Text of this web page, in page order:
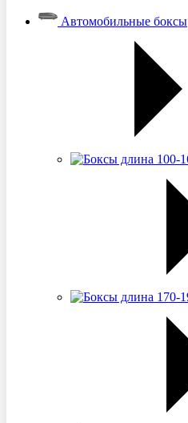
Автомобильные боксы